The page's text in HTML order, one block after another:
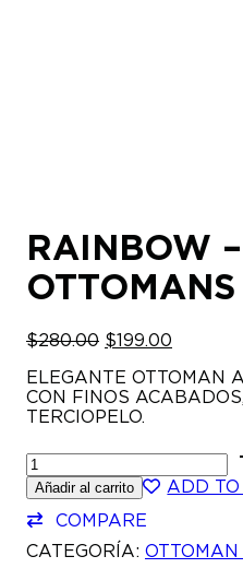
RAINBOW
OTTOMANS
$280.00 EL
ORIGINAL
ERA:
$280.00.
$199.00
ACTUAL
ES:
ELEGANTE OTTOMAN
CON FINOS
TERCIOPELO.
RAINBOW
-
PUFFS
OTTOMANS
CANTIDAD
Añadir al carrito
ADD
COMPARE
CATEGORÍA: OTTOMAN